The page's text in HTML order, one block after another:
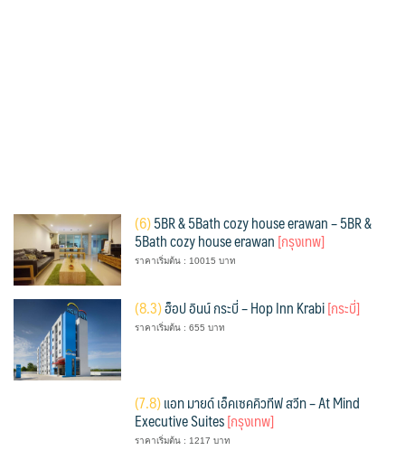
(6)5BR & 5Bath cozy house erawan – 5BR &
5Bath cozy house erawan[กรุงเทพ]
ราคาเริ่มต้น : 10015 บาท
(8.3)ฮ็อป อินน์ กระบี่ – Hop Inn Krabi[กระบี่]
ราคาเริ่มต้น : 655 บาท
(7.8)แอท มายด์ เอ็คเซคคิวทีฟ สวีท – At Mind
Executive Suites[กรุงเทพ]
ราคาเริ่มต้น : 1217 บาท